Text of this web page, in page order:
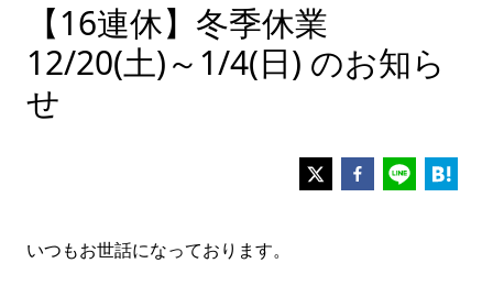
【16連休】冬季休業
12/20(土)～1/4(日) のお知ら
せ
いつもお世話になっております。